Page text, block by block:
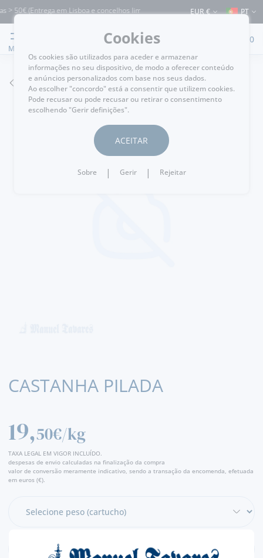
50€ (Entrega em Lisboa e concelhos limítrofes) ⚠️ Envios para Portugal e para
EUR € PT
MENU
0
VOLTAR
CASTANHA PILADA
19,50€/kg
TAXA LEGAL EM VIGOR INCLUÍDO.
despesas de envio calculadas na finalização da compra
valor de conversão meramente indicativo, sendo a transação da encomenda, efetuada
em euros (€).
Cookies
Os cookies são utilizados para aceder e armazenar
informações no seu dispositivo, de modo a oferecer conteúdo
e anúncios personalizados com base nos seus dados.
Ao escolher "concordo" está a consentir que utilizem cookies.
Pode recusar ou pode recusar ou retirar o consentimento
escolhendo "Gerir definições".
ACEITAR
Sobre | Gerir | Rejeitar